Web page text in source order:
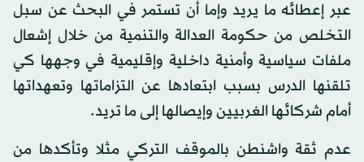
عبر إعطائه ما يريد وإما أن تستمر في البحث عن سبل
التخلص من حكومة العدالة والتنمية من خلال إشعال
ملفات سياسية وأمنية داخلية وإقليمية في وجهها كي
تلقنها الدرس بسبب ابتعادها عن التزاماتها وتعهداتها
أمام شركائها الغربيين وإيصالها إلى ما تريد.
عدم ثقة واشنطن بالموقف التركي مثلا وتأكدها من